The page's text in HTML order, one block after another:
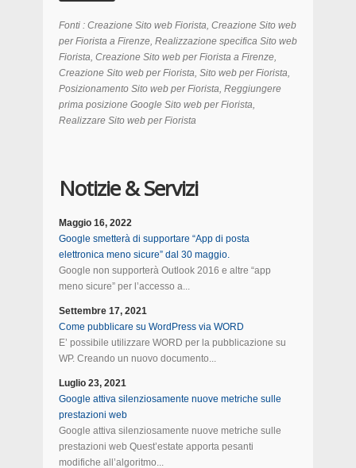
Fonti : Creazione Sito web Fiorista, Creazione Sito web
perFiorista a Firenze, Realizzazione specifica Sito web
Fiorista, Creazione Sito web perFiorista a Firenze,
Creazione Sito web perFiorista, Sito web perFiorista,
Posizionamento Sito web perFiorista, Reggiungere
prima posizione Google Sito web perFiorista,
Realizzare Sito web perFiorista
Notizie & Servizi
Maggio 16, 2022
Google smetterà di supportare “App di posta
elettronica meno sicure” dal 30 maggio.
Google non supporterà Outlook 2016 e altre “app
meno sicure” per l’accesso a...
Settembre 17, 2021
Come pubblicare su WordPress via WORD
E’ possibile utilizzare WORD per la pubblicazione su
WP. Creando un nuovo documento...
Luglio 23, 2021
Google attiva silenziosamente nuove metriche sulle
prestazioni web
Google attiva silenziosamente nuove metriche sulle
prestazioni web Quest’estate apporta pesanti
modifiche all’algoritmo...